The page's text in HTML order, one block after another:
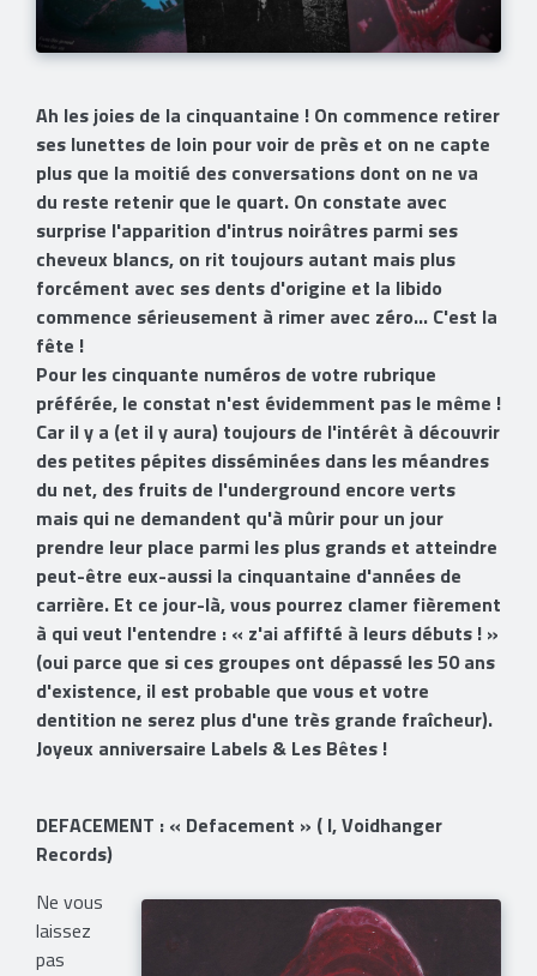
Ah les joies de la cinquantaine ! On commence retirer
ses lunettes de loin pour voir de près et on ne capte
plus que la moitié des conversations dont on ne va
du reste retenir que le quart. On constate avec
surprise l'apparition d'intrus noirâtres parmi ses
cheveux blancs, on rit toujours autant mais plus
forcément avec ses dents d'origine et la libido
commence sérieusement à rimer avec zéro... C'est la
fête !
Pour les cinquante numéros de votre rubrique
préférée, le constat n'est évidemment pas le même !
Car il y a (et il y aura) toujours de l'intérêt à découvrir
des petites pépites disséminées dans les méandres
du net, des fruits de l'underground encore verts
mais qui ne demandent qu'à mûrir pour un jour
prendre leur place parmi les plus grands et atteindre
peut-être eux-aussi la cinquantaine d'années de
carrière. Et ce jour-là, vous pourrez clamer fièrement
à qui veut l'entendre : « z'ai affifté à leurs débuts ! »
(oui parce que si ces groupes ont dépassé les 50 ans
d'existence, il est probable que vous et votre
dentition ne serez plus d'une très grande fraîcheur).
Joyeux anniversaire Labels & Les Bêtes !
DEFACEMENT : « Defacement » ( I, Voidhanger
Records)
Ne vous
laissez
pas